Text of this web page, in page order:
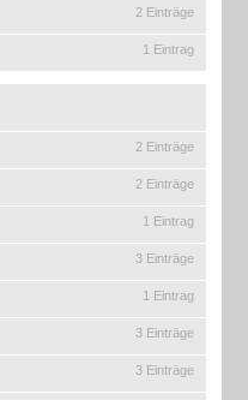
2 Einträge
1 Eintrag
2 Einträge
2 Einträge
1 Eintrag
3 Einträge
1 Eintrag
3 Einträge
3 Einträge